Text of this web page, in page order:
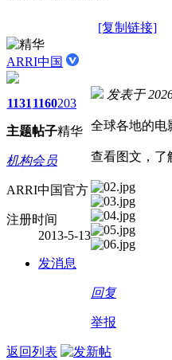
[复制链接]
ARRI中国
1131
主题
1160
帖子
203
精华
机构会员
ARRI中国官方
注册时间
2013-5-13
发消息
发表于
全球各地的电
查看图文，了
回复
举报
返回列表